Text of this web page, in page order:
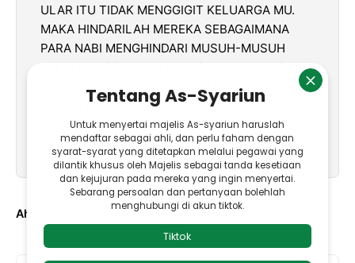
ULAR ITU TIDAK MENGGIGIT KELUARGA MU.
MAKA HINDARILAH MEREKA SEBAGAIMANA
PARA NABI MENGHINDARI MUSUH-MUSUH
ALLAH HINGGA PADA BATAS WAKTU YANG DI
TETAPKAN. DAN JANGANLAH MERASA IBA
KETIKA MEREKA MENUAI KEPAHITAN ATAS
KEZALIMAN YANG MEREKA LAKUKAN KEPADA
HAMBA-HAMBA YANG IKHLAS DAN SABAR."
Ahmad